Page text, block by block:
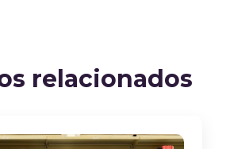
relacionados